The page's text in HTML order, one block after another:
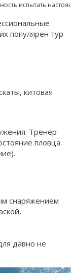
испытать
популярен тур
китовая
Тренер
пловца
снаряжением
давно не